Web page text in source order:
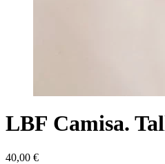
LBF Camisa.
40,00 €